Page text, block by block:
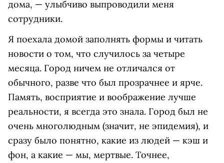
дома, — улыбчиво выпроводили меня
сотрудники.
Я поехала домой заполнять формы и читать
новости о том, что случилось за четыре
месяца. Город ничем не отличался от
обычного, разве что был прозрачнее и ярче.
Память, восприятие и воображение лучше
реальности, я всегда это знала. Город был не
очень многолюдным (значит, не эпидемия), и
сразу было понятно, какие из людей — кэш и
фон, а какие — мы, мертвые. Точнее,